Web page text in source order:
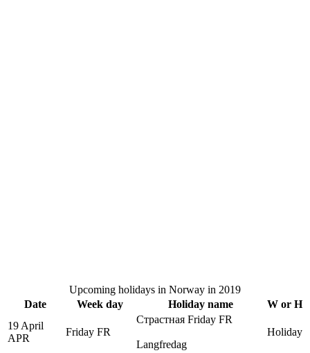
Upcoming holidays in Norway in 2019
Date
Week day Holiday name
W or H
19 April
APR
Friday FR
Страстная Friday FR
Langfredag
Holiday